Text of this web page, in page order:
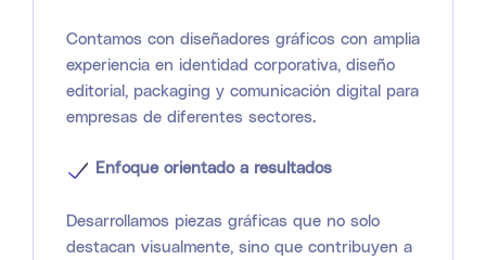
Contamos con diseñadores gráficos con amplia
experiencia en identidad corporativa, diseño
editorial, packaging y comunicación digital para
empresas de diferentes sectores.
Enfoque orientado a resultados
Desarrollamos piezas gráficas que no solo
destacan visualmente, sino que contribuyen a